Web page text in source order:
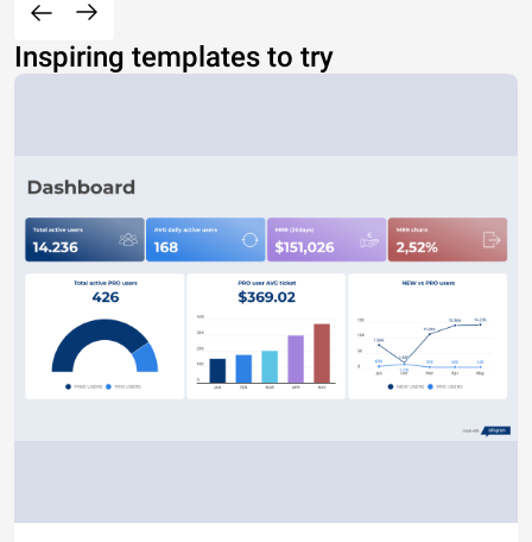
Inspiring templates to try